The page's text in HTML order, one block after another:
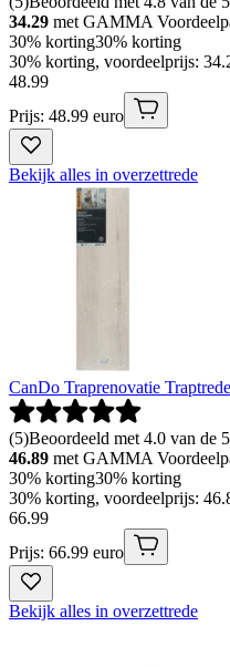
34.29 met GAMMA
30% korting30% korting
30% korting, voordeelprijs:
48.99
Prijs: 48.99 euro
Bekijk alles in overzettrede
CanDo Traprenovatie
(5)Beoordeeld met 4.0 van de
46.89 met GAMMA
30% korting30% korting
30% korting, voordeelprijs:
66.99
Prijs: 66.99 euro
Bekijk alles in overzettrede